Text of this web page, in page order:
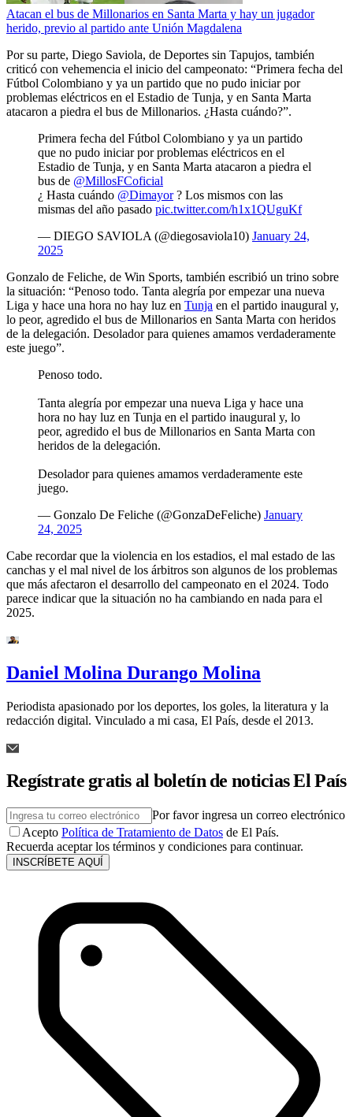
Atacan el bus de Millonarios en Santa Marta y hay un jugador
herido, previo al partido ante Unión Magdalena
Por su parte, Diego Saviola, de Deportes sin Tapujos, también
criticó con vehemencia el inicio del campeonato: “Primera fecha del
Fútbol Colombiano y ya un partido que no pudo iniciar por
problemas eléctricos en el Estadio de Tunja, y en Santa Marta
atacaron a piedra el bus de Millonarios. ¿Hasta cuándo?”.
Primera fecha del Fútbol Colombiano y ya un partido
que no pudo iniciar por problemas eléctricos en el
Estadio de Tunja, y en Santa Marta atacaron a piedra el
bus de @MillosFCoficial
¿ Hasta cuándo @Dimayor? Los mismos con las
mismas del año pasado pic.twitter.com/h1x1QUguKf
— DIEGO SAVIOLA (@diegosaviola10) January 24,
2025
Gonzalo de Feliche, de Win Sports, también escribió un trino sobre
la situación: “Penoso todo. Tanta alegría por empezar una nueva
Liga y hace una hora no hay luz en Tunja en el partido inaugural y,
lo peor, agredido el bus de Millonarios en Santa Marta con heridos
de la delegación. Desolador para quienes amamos verdaderamente
este juego”.
Penoso todo.
Tanta alegría por empezar una nueva Liga y hace una
hora no hay luz en Tunja en el partido inaugural y, lo
peor, agredido el bus de Millonarios en Santa Marta con
heridos de la delegación.
Desolador para quienes amamos verdaderamente este
juego.
— Gonzalo De Feliche (@GonzaDeFeliche) January
24, 2025
Cabe recordar que la violencia en los estadios, el mal estado de las
canchas y el mal nivel de los árbitros son algunos de los problemas
que más afectaron el desarrollo del campeonato en el 2024. Todo
parece indicar que la situación no ha cambiando en nada para el
2025.
Daniel Molina Durango Molina
Periodista apasionado por los deportes, los goles, la literatura y la
redacción digital. Vinculado a mi casa, El País, desde el 2013.
Regístrate gratis al boletín de noticias El País
Por favor ingresa un correo electrónico
Acepto Política de Tratamiento de Datos de El País.
Recuerda aceptar los términos y condiciones para continuar.
INSCRÍBETE AQUÍ